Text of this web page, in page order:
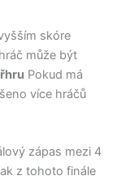
skóre
může být
Pokud má
více hráčů
zápas mezi 4
z tohoto finále